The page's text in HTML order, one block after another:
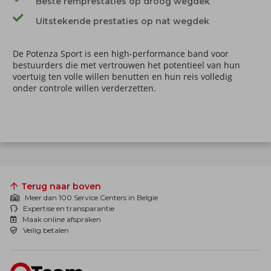
Uitstekende prestaties op nat wegdek
De Potenza Sport is een high-performance band voor
bestuurders die met vertrouwen het potentieel van hun
voertuig ten volle willen benutten en hun reis volledig
onder controle willen verderzetten.
Terug naar boven
Meer dan 100 Service Centers in Belgie
Expertise en transparantie
Maak online afspraken
Veilig betalen